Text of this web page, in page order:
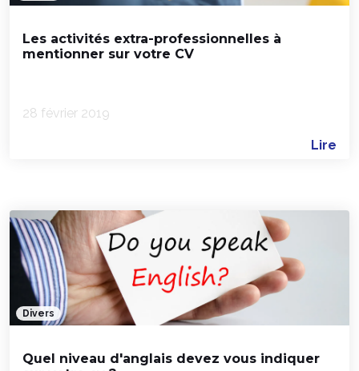
Les activités extra-professionnelles à
mentionner sur votre CV
28 février 2019
Lire
Divers
Quel niveau d'anglais devez vous indiquer